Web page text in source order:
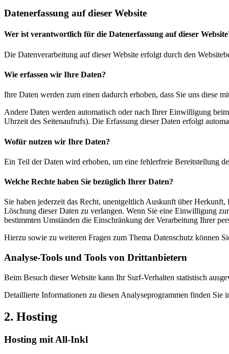
Datenerfassung auf dieser Website
Wer ist verantwortlich für die Datenerfassung auf dieser
Die Datenverarbeitung auf dieser Website erfolgt durch den
Wie erfassen wir Ihre Daten?
Ihre Daten werden zum einen dadurch erhoben, dass Sie uns diese
Andere Daten werden automatisch oder nach Ihrer Einwilligung
Uhrzeit des Seitenaufrufs). Die Erfassung dieser Daten erfolgt
Wofür nutzen wir Ihre Daten?
Ein Teil der Daten wird erhoben, um eine fehlerfreie Bereitstellung
Welche Rechte haben Sie bezüglich Ihrer Daten?
Sie haben jederzeit das Recht, unentgeltlich Auskunft über
Löschung dieser Daten zu verlangen. Wenn Sie eine Einwilligung
bestimmten Umständen die Einschränkung der Verarbeitung Ihrer
Hierzu sowie zu weiteren Fragen zum Thema Datenschutz können
Analyse-Tools und Tools von Dritt­anbietern
Beim Besuch dieser Website kann Ihr Surf-Verhalten statistisch
Detaillierte Informationen zu diesen Analyseprogrammen finden Sie
2. Hosting
Hosting mit All-Inkl